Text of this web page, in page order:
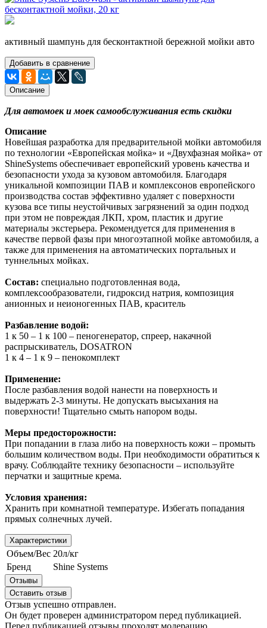
активный шампунь для бесконтактной бережной мойки авто
Добавить в сравнение
Описание
Для автомоек и моек самообслуживания есть скидки
Описание
Новейшая разработка для предварительной мойки автомобиля
по технологии «Европейская мойка» и «Двухфазная мойка» от
ShineSystems обеспечивает европейский уровень качества и
безопасности ухода за кузовом автомобиля. Благодаря
уникальной композиции ПАВ и комплексонов европейского
производства состав эффективно удаляет с поверхности
кузова все типы неустойчивых загрязнений за один подход
при этом не повреждая ЛКП, хром, пластик и другие
материалы экстерьера. Рекомендуется для применения в
качестве первой фазы при многоэтапной мойке автомобиля, а
также для применения на автоматических портальных и
туннельных мойках.
Состав: специально подготовленная вода,
комплексообразователи, гидроксид натрия, композиция
анионных и неионогенных ПАВ, краситель
Разбавление водой:
1 к 50 – 1 к 100 – пеногенератор, спреер, накачной
распрыскиватель, DOSATRON
1 к 4 – 1 к 9 – пенокомплект
Применение:
После разбавления водой нанести на поверхность и
выдержать 2-3 минуты. Не допускать высыхания на
поверхности! Тщательно смыть напором воды.
Меры предосторожности:
При попадании в глаза либо на поверхность кожи – промыть
большим количеством воды. При необходимости обратиться к
врачу. Соблюдайте технику безопасности – используйте
перчатки и защитные крема.
Условия хранения:
Хранить при комнатной температуре. Избегать попадания
прямых солнечных лучей.
Характеристики
Объем/Вес 20л/кг
Бренд
Shine Systems
Отзывы
Оставить отзыв
Отзыв успешно отправлен.
Он будет проверен администратором перед публикацией.
Перед публикацией отзывы проходят модерацию